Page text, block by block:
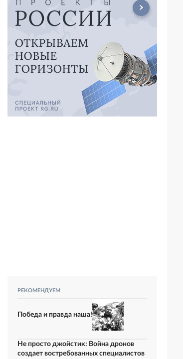
РЕКОМЕНДУЕМ
Победа и правда наша!
Не просто джойстик: Война дронов
создает востребованных специалистов